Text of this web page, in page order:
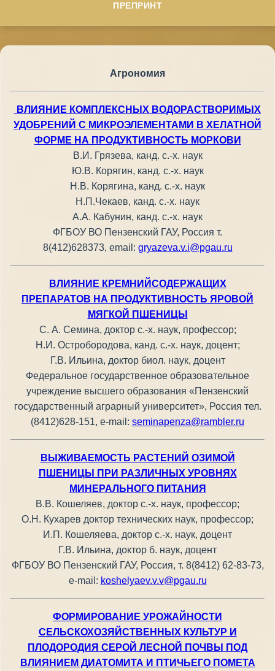
ПРЕПРИНТ
Агрономия
ВЛИЯНИЕ КОМПЛЕКСНЫХ ВОДОРАСТВОРИМЫХ
УДОБРЕНИЙ С МИКРОЭЛЕМЕНТАМИ В ХЕЛАТНОЙ
ФОРМЕ НА ПРОДУКТИВНОСТЬ МОРКОВИ
В.И. Грязева, канд. с.-х. наук
Ю.В. Корягин, канд. с.-х. наук
Н.В. Корягина, канд. с.-х. наук
Н.П.Чекаев, канд. с.-х. наук
А.А. Кабунин, канд. с.-х. наук
ФГБОУ ВО Пензенский ГАУ, Россия т.
8(412)628373, email: gryazeva.v.i@pgau.ru
ВЛИЯНИЕ КРЕМНИЙСОДЕРЖАЩИХ
ПРЕПАРАТОВ НА ПРОДУКТИВНОСТЬ ЯРОВОЙ
МЯГКОЙ ПШЕНИЦЫ
С. А. Семина, доктор с.-х. наук, профессор;
Н.И. Остробородова, канд. с.-х. наук, доцент;
Г.В. Ильина, доктор биол. наук, доцент
Федеральное государственное образовательное
учреждение высшего образования «Пензенский
государственный аграрный университет», Россия тел.
(8412)628-151, e-mail: seminapenza@rambler.ru
ВЫЖИВАЕМОСТЬ РАСТЕНИЙ ОЗИМОЙ
ПШЕНИЦЫ ПРИ РАЗЛИЧНЫХ УРОВНЯХ
МИНЕРАЛЬНОГО ПИТАНИЯ
В.В. Кошеляев, доктор с.-х. наук, профессор;
О.Н. Кухарев доктор технических наук, профессор;
И.П. Кошеляева, доктор с.-х. наук, доцент
Г.В. Ильина, доктор б. наук, доцент
ФГБОУ ВО Пензенский ГАУ, Россия, т. 8(8412) 62-83-73,
e-mail: koshelyaev.v.v@pgau.ru
ФОРМИРОВАНИЕ УРОЖАЙНОСТИ
СЕЛЬСКОХОЗЯЙСТВЕННЫХ КУЛЬТУР И
ПЛОДОРОДИЯ СЕРОЙ ЛЕСНОЙ ПОЧВЫ ПОД
ВЛИЯНИЕМ ДИАТОМИТА И ПТИЧЬЕГО ПОМЕТА